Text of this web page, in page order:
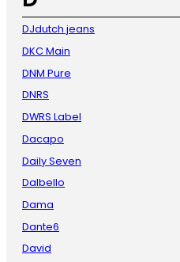
DJdutch jeans
DKC Main
DNM Pure
DNRS
DWRS Label
Dacapo
Daily Seven
Dalbello
Dama
Dante6
David